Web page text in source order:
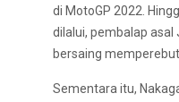
di MotoGP 2022.
dilalui, pembalap
bersaing
Sementara itu,